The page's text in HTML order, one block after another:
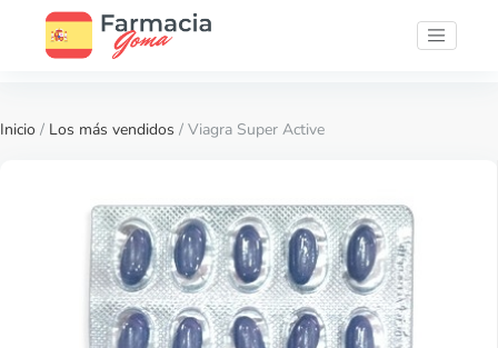
Inicio / Los más vendidos / Viagra Super Active